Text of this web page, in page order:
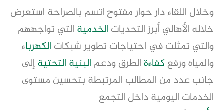
وخلال اللقاء دار حوار مفتوح اتسم بالصراحة استعرض
خلاله الأهالي أبرز التحديات الخدمية التي تواجههم
والتي تمثلت في احتياجات تطوير شبكات الكهرباء
والمياه ورفعكفاءةالطرق ودعم البنية التحتيةإلى
جانب عدد من المطالب المرتبطة بتحسين مستوى
الخدمات اليومية داخل التجمع